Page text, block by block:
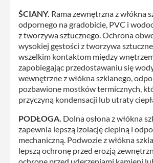
ŚCIANY. Rama zewnętrzna z włókna
odpornego na gradobicie, PVC i
z tworzywa sztucznego. Ochrona
wysokiej gęstości z tworzywa
wszelkim kontaktom między
zapobiegając przedostawaniu się
wewnętrzne z włókna szklanego,
pozbawione mostków termicznych,
przyczyną kondensacji lub utraty
PODŁOGA. Dolna osłona z włókna
zapewnia lepszą izolację cieplną i
mechaniczną. Podwozie z włókna
lepszą ochronę przed erozją